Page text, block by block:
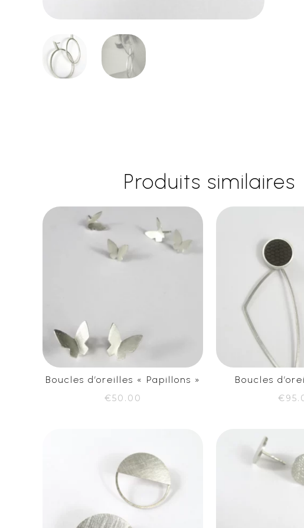
Produits similaires
Boucles d’oreilles « Papillons »
€50.00
Boucles
€